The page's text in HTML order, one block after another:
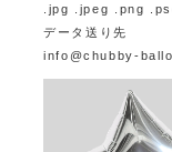
.jpg .jpeg .png
データ送り先
info@chubby-